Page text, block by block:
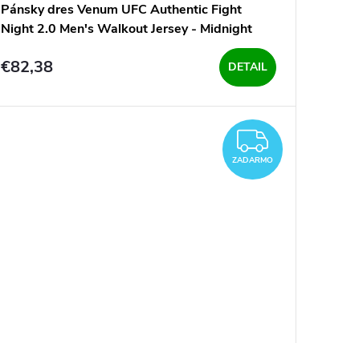
Pánsky dres Venum UFC Authentic Fight
Night 2.0 Men's Walkout Jersey - Midnight
€82,38 DETAIL
ZADARMO